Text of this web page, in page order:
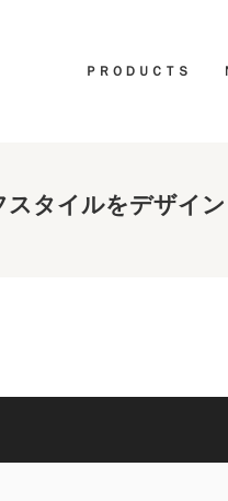
ＰＲＯＤＵＣＴＳ
タイルをデザイ